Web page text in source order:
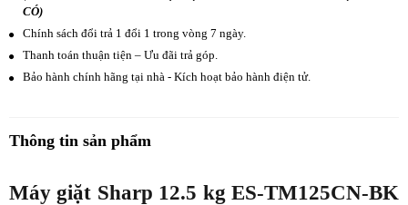
CÓ)
Chính sách đổi trả 1 đổi 1 trong vòng 7 ngày.
Thanh toán thuận tiện – Ưu đãi trả góp.
Bảo hành chính hãng tại nhà - Kích hoạt bảo hành điện tử.
Thông tin sản phẩm
Máy giặt Sharp 12.5 kg ES-TM125CN-BK